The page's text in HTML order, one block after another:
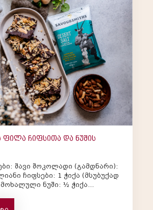
ჩიფსითა და ნუშის